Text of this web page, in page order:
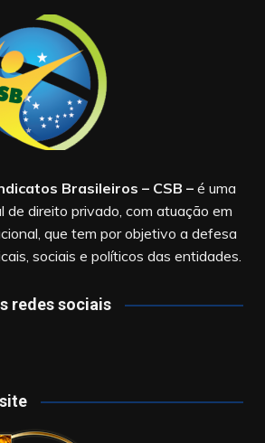
Brasileiros – CSB –é uma
de direito privado, com atuação em
que tem por objetivo a defesa
sociais e políticos das entidades.
redes sociais